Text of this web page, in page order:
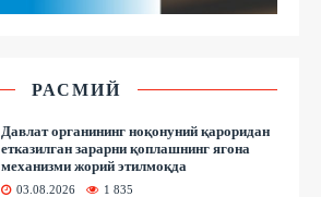
РАСМИЙ
Давлат органининг ноқонуний қароридан
етказилган зарарни қоплашнинг ягона
механизми жорий этилмоқда
03.08.2026 1 835